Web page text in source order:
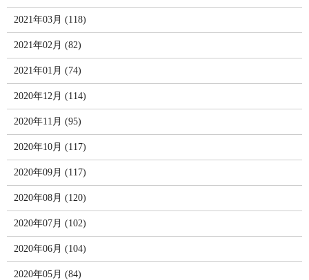
2021年03月 (118)
2021年02月 (82)
2021年01月 (74)
2020年12月 (114)
2020年11月 (95)
2020年10月 (117)
2020年09月 (117)
2020年08月 (120)
2020年07月 (102)
2020年06月 (104)
2020年05月 (84)